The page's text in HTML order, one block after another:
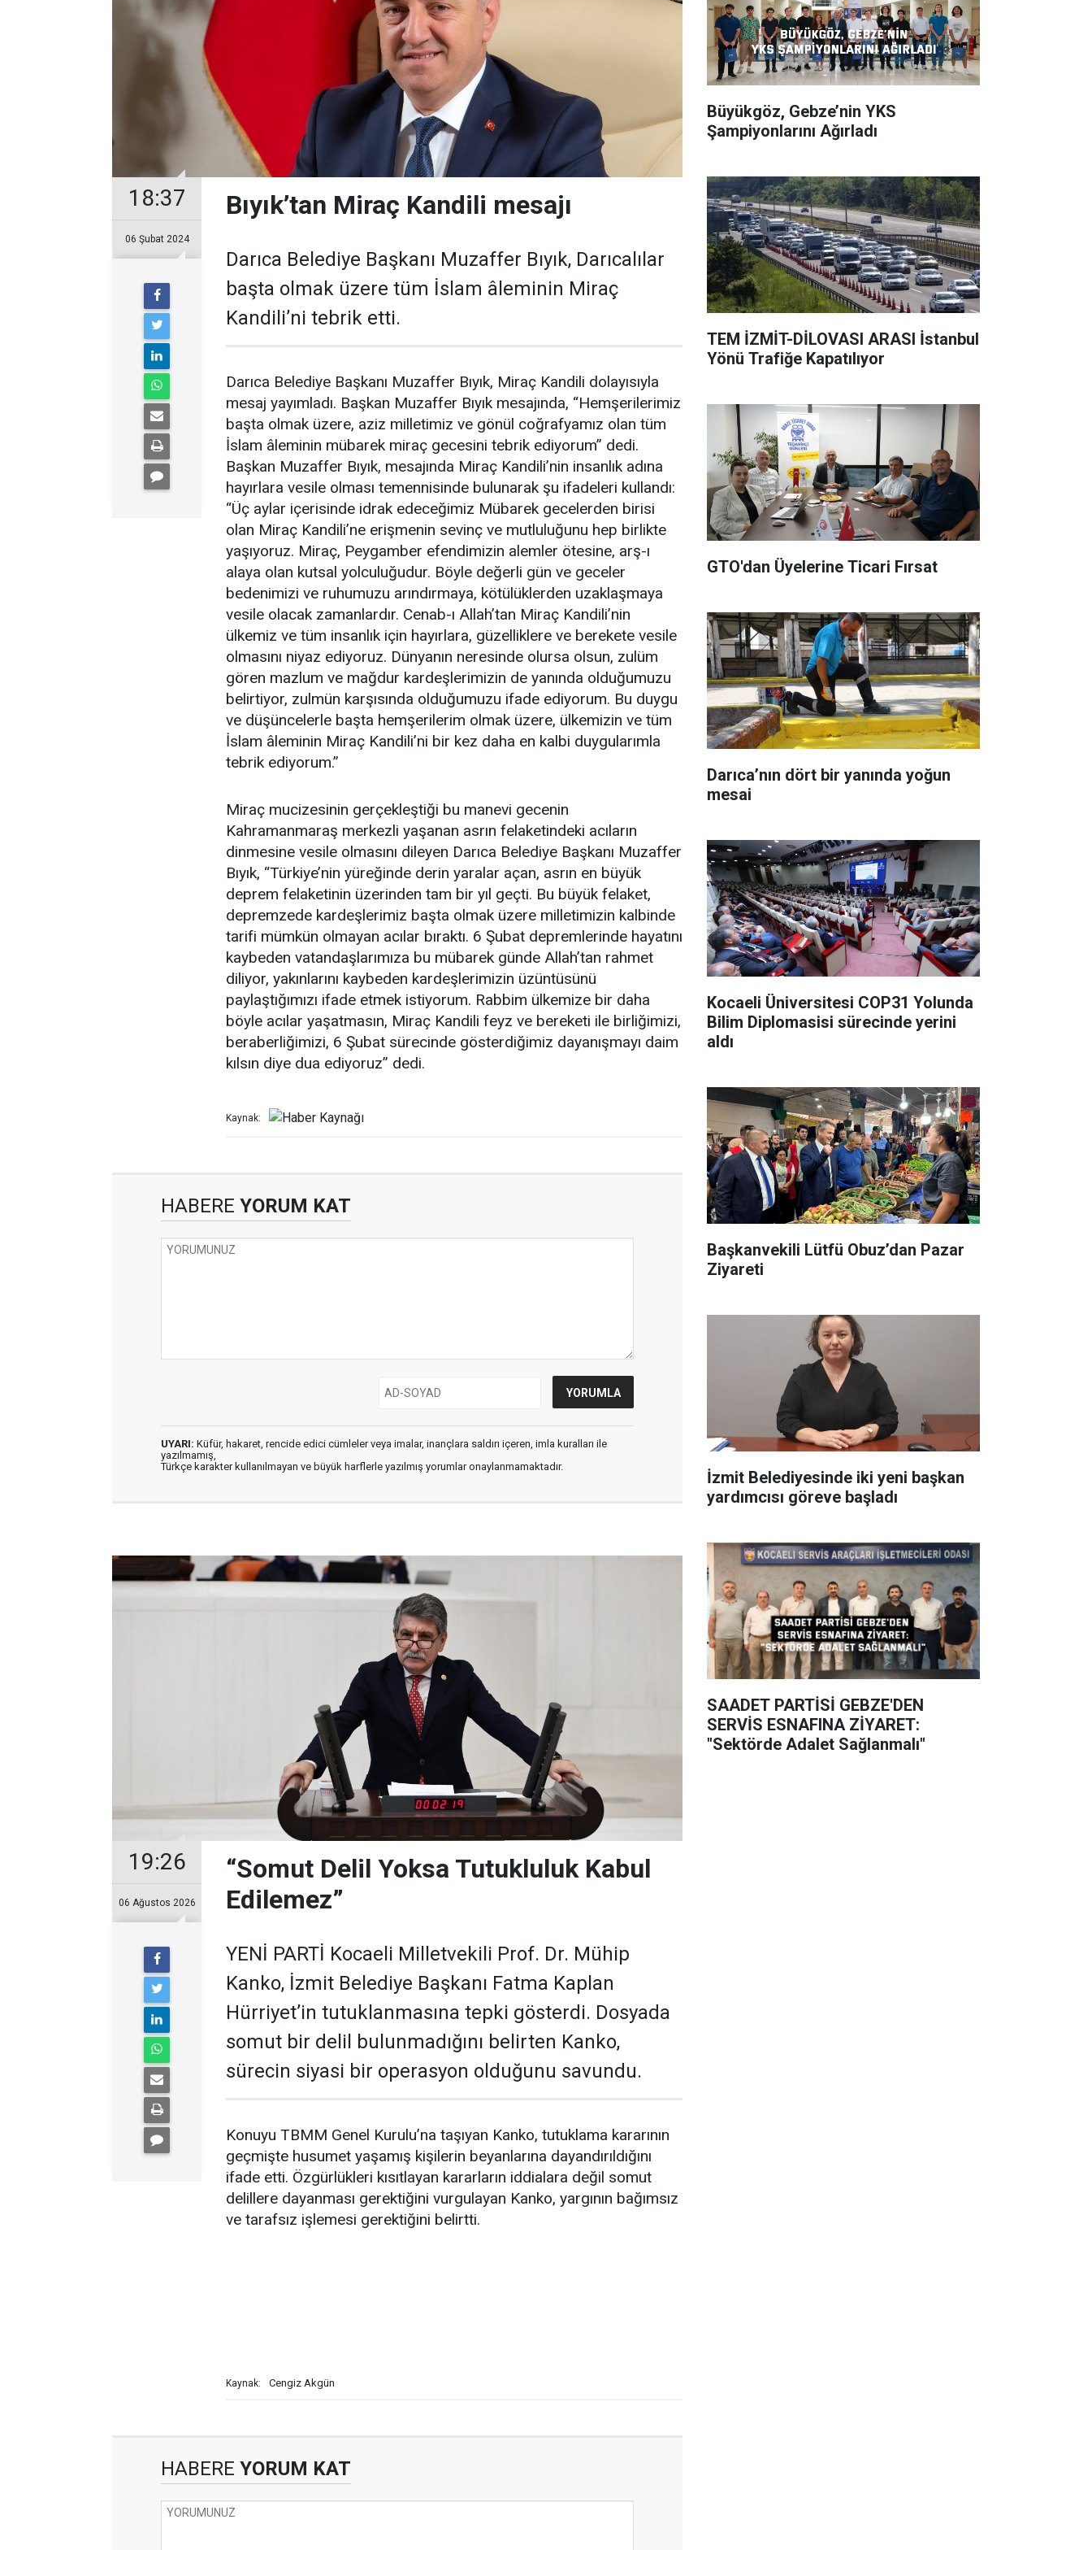
18:37
06 Şubat 2024
Bıyık’tan Miraç Kandili mesajı
Darıca Belediye Başkanı Muzaffer Bıyık, Darıcalılar
başta olmak üzere tüm İslam âleminin Miraç
Kandili’ni tebrik etti.
Darıca Belediye Başkanı Muzaffer Bıyık, Miraç Kandili dolayısıyla
mesaj yayımladı. Başkan Muzaffer Bıyık mesajında, “Hemşerilerimiz
başta olmak üzere, aziz milletimiz ve gönül coğrafyamız olan tüm
İslam âleminin mübarek miraç gecesini tebrik ediyorum” dedi.
Başkan Muzaffer Bıyık, mesajında Miraç Kandili’nin insanlık adına
hayırlara vesile olması temennisinde bulunarak şu ifadeleri kullandı:
“Üç aylar içerisinde idrak edeceğimiz Mübarek gecelerden birisi
olan Miraç Kandili’ne erişmenin sevinç ve mutluluğunu hep birlikte
yaşıyoruz. Miraç, Peygamber efendimizin alemler ötesine, arş-ı
alaya olan kutsal yolculuğudur. Böyle değerli gün ve geceler
bedenimizi ve ruhumuzu arındırmaya, kötülüklerden uzaklaşmaya
vesile olacak zamanlardır. Cenab-ı Allah’tan Miraç Kandili’nin
ülkemiz ve tüm insanlık için hayırlara, güzelliklere ve berekete vesile
olmasını niyaz ediyoruz. Dünyanın neresinde olursa olsun, zulüm
gören mazlum ve mağdur kardeşlerimizin de yanında olduğumuzu
belirtiyor, zulmün karşısında olduğumuzu ifade ediyorum. Bu duygu
ve düşüncelerle başta hemşerilerim olmak üzere, ülkemizin ve tüm
İslam âleminin Miraç Kandili’ni bir kez daha en kalbi duygularımla
tebrik ediyorum.”
Miraç mucizesinin gerçekleştiği bu manevi gecenin
Kahramanmaraş merkezli yaşanan asrın felaketindeki acıların
dinmesine vesile olmasını dileyen Darıca Belediye Başkanı Muzaffer
Bıyık, “Türkiye’nin yüreğinde derin yaralar açan, asrın en büyük
deprem felaketinin üzerinden tam bir yıl geçti. Bu büyük felaket,
depremzede kardeşlerimiz başta olmak üzere milletimizin kalbinde
tarifi mümkün olmayan acılar bıraktı. 6 Şubat depremlerinde hayatını
kaybeden vatandaşlarımıza bu mübarek günde Allah’tan rahmet
diliyor, yakınlarını kaybeden kardeşlerimizin üzüntüsünü
paylaştığımızı ifade etmek istiyorum. Rabbim ülkemize bir daha
böyle acılar yaşatmasın, Miraç Kandili feyz ve bereketi ile birliğimizi,
beraberliğimizi, 6 Şubat sürecinde gösterdiğimiz dayanışmayı daim
kılsın diye dua ediyoruz” dedi.
Kaynak:
HABERE YORUM KAT
UYARI: Küfür, hakaret, rencide edici cümleler veya imalar, inançlara saldırı içeren, imla kuralları ile
yazılmamış,
Türkçe karakter kullanılmayan ve büyük harflerle yazılmış yorumlar onaylanmamaktadır.
19:26
06 Ağustos 2026
“Somut Delil Yoksa Tutukluluk Kabul
Edilemez”
YENİ PARTİ Kocaeli Milletvekili Prof. Dr. Mühip
Kanko, İzmit Belediye Başkanı Fatma Kaplan
Hürriyet’in tutuklanmasına tepki gösterdi. Dosyada
somut bir delil bulunmadığını belirten Kanko,
sürecin siyasi bir operasyon olduğunu savundu.
Konuyu TBMM Genel Kurulu’na taşıyan Kanko, tutuklama kararının
geçmişte husumet yaşamış kişilerin beyanlarına dayandırıldığını
ifade etti. Özgürlükleri kısıtlayan kararların iddialara değil somut
delillere dayanması gerektiğini vurgulayan Kanko, yargının bağımsız
ve tarafsız işlemesi gerektiğini belirtti.
Kaynak: Cengiz Akgün
HABERE YORUM KAT
Büyükgöz, Gebze’nin YKS
Şampiyonlarını Ağırladı
TEM İZMİT-DİLOVASI ARASI İstanbul
Yönü Trafiğe Kapatılıyor
GTO'dan Üyelerine Ticari Fırsat
Darıca’nın dört bir yanında yoğun
mesai
Kocaeli Üniversitesi COP31 Yolunda
Bilim Diplomasisi sürecinde yerini
aldı
Başkanvekili Lütfü Obuz’dan Pazar
Ziyareti
İzmit Belediyesinde iki yeni başkan
yardımcısı göreve başladı
SAADET PARTİSİ GEBZE'DEN
SERVİS ESNAFINA ZİYARET:
"Sektörde Adalet Sağlanmalı"